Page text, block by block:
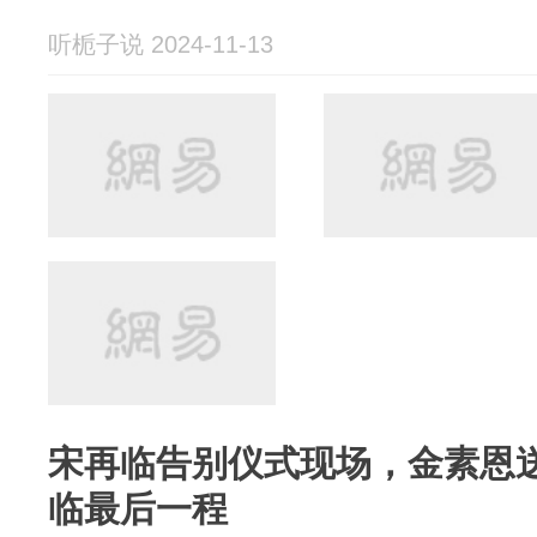
听栀子说 2024-11-13
宋再临告别仪式现场，金素恩
临最后一程